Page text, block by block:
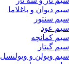
سیم دیوان و باغلاما
سیم سنتور
سیم عود
سیم کمانچه
سیم گیتار
سیم ویولن و ویولنسل